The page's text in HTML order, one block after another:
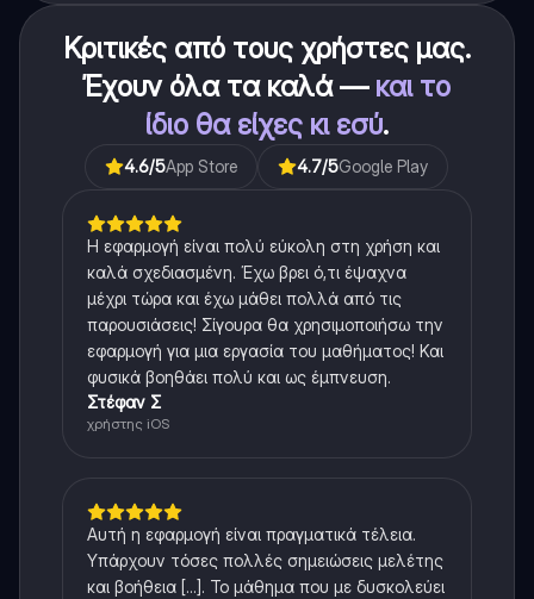
Κριτικές από τους χρήστες μας.
Έχουν όλα τα καλά — και το
ίδιο θα είχες κι εσύ.
4.6/5App Store 4.7/5Google Play
Η εφαρμογή είναι πολύ εύκολη στη χρήση και
καλά σχεδιασμένη. Έχω βρει ό,τι έψαχνα
μέχρι τώρα και έχω μάθει πολλά από τις
παρουσιάσεις! Σίγουρα θα χρησιμοποιήσω την
εφαρμογή για μια εργασία του μαθήματος! Και
φυσικά βοηθάει πολύ και ως έμπνευση.
Στέφαν Σ
χρήστης iOS
Αυτή η εφαρμογή είναι πραγματικά τέλεια.
Υπάρχουν τόσες πολλές σημειώσεις μελέτης
και βοήθεια [...]. Το μάθημα που με δυσκολεύει